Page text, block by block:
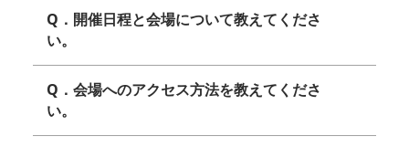
Q．開催日程と会場について教えてくださ
い。
Q．会場へのアクセス方法を教えてくださ
い。